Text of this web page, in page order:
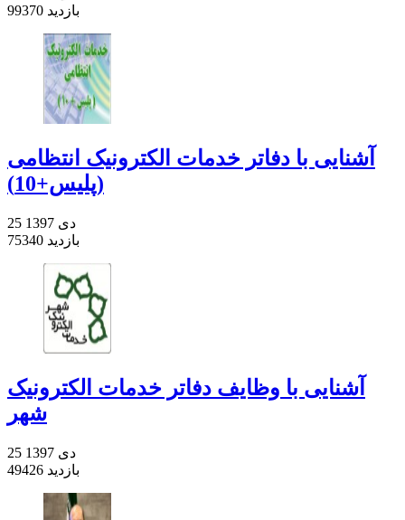
99370 بازدید
آشنایی با دفاتر خدمات الکترونیک انتظامی
(پلیس+10)
25 دی 1397
75340 بازدید
آشنایی با وظایف دفاتر خدمات الکترونیک
شهر
25 دی 1397
49426 بازدید